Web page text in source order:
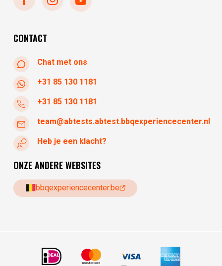
donderdag
CONTACT
Chat met ons
+31 85 130 1181
+31 85 130 1181
team@abtests.abtest.bbqexperiencecenter.nl
Heb je een klacht?
ONZE ANDERE WEBSITES
bbqexperiencecenter.be